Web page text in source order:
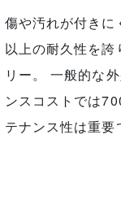
傷や汚れが付き
以上の耐久性を
リー。 一般的な
ンスコストでは
テナンス性は重要